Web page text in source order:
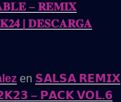
– 𝐑𝐄𝐌𝐈𝐗
| 𝐃𝐄𝐒𝐂𝐀𝐑𝐆𝐀
en 𝗦𝗔𝗟𝗦𝗔 𝗥𝗘𝗠𝗜𝗫
– 𝗣𝗔𝗖𝗞 𝗩𝗢𝗟.𝟲